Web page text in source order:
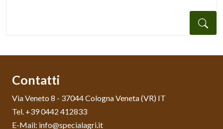
Contatti
Via Veneto 8 - 37044 Cologna Veneta (VR) IT
Tel. +39 0442 412833
E-Mail: info@specialagri.it